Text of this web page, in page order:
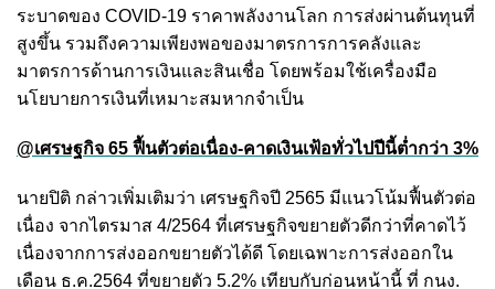
ระบาดของ COVID-19 ราคาพลังงานโลก การส่งผ่านต้นทุนที่
สูงขึ้น รวมถึงความเพียงพอของมาตรการการคลังและ
มาตรการด้านการเงินและสินเชื่อ โดยพร้อมใช้เครื่องมือ
นโยบายการเงินที่เหมาะสมหากจำเป็น
@เศรษฐกิจ 65 ฟื้นตัวต่อเนื่อง-คาดเงินเฟ้อทั่วไปปีนี้ต่ำกว่า 3%
นายปิติ กล่าวเพิ่มเติมว่า เศรษฐกิจปี 2565 มีแนวโน้มฟื้นตัวต่อ
เนื่อง จากไตรมาส 4/2564 ที่เศรษฐกิจขยายตัวดีกว่าที่คาดไว้
เนื่องจากการส่งออกขยายตัวได้ดี โดยเฉพาะการส่งออกใน
เดือน ธ.ค.2564 ที่ขยายตัว 5.2% เทียบกับก่อนหน้านี้ ที่ กนง.